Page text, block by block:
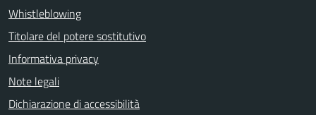
Whistleblowing
Titolare del potere sostitutivo
Informativa privacy
Note legali
Dichiarazione di accessibilità